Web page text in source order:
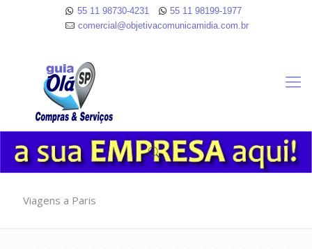
55 11 98730-4231
55 11 98199-1977
comercial@objetivacomunicamidia.com.br
Viagens a Paris